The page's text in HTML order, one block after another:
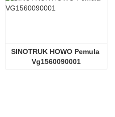
SINOTRUK HOWO Pemula
Vg1560090001